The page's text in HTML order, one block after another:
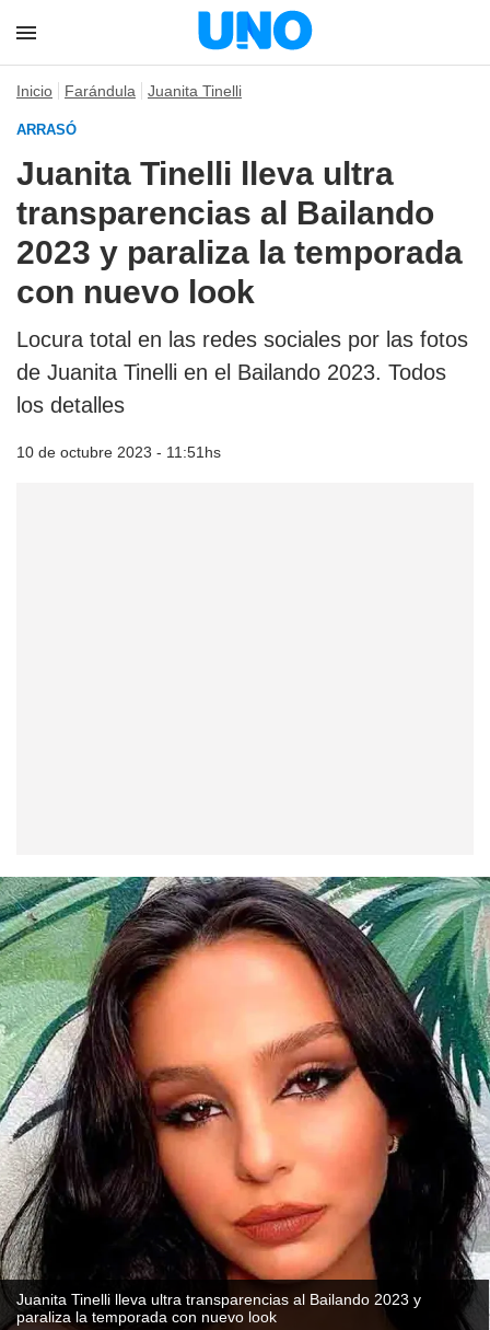
Inicio Farándula Juanita Tinelli
ARRASÓ
Juanita Tinelli lleva ultra
transparencias al Bailando
2023 y paraliza la temporada
con nuevo look
Locura total en las redes sociales por las fotos
de Juanita Tinelli en el Bailando 2023. Todos
los detalles
10 de octubre 2023 - 11:51hs
Juanita Tinelli lleva ultra transparencias al Bailando 2023 y
paraliza la temporada con nuevo look